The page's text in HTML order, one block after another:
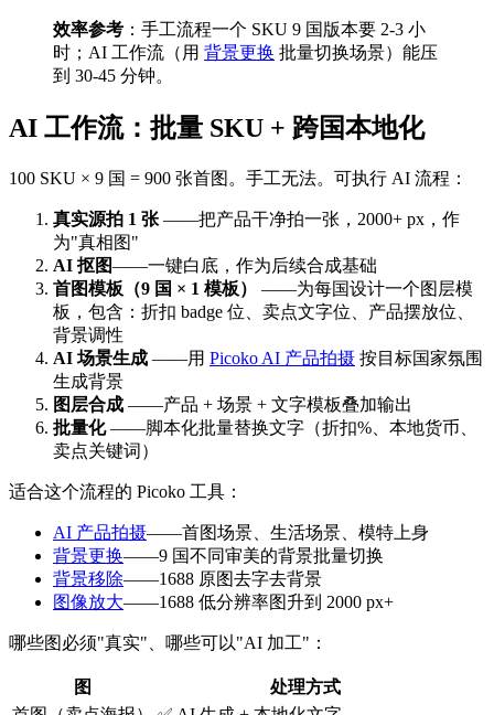
效率参考 ：手工流程一个 SKU 9 国版本要 2-3 小
时；AI 工作流（用 背景更换 批量切换场景）能压
到 30-45 分钟。
AI 工作流：批量 SKU + 跨国本地化
100 SKU × 9 国 = 900 张首图。手工无法。可执行 AI 流程：
真实源拍 1 张 ——把产品干净拍一张，2000+ px，作
为"真相图"
AI 抠图——一键白底，作为后续合成基础
首图模板（9 国 × 1 模板）
——为每国设计一个图层模
板，包含：折扣 badge 位、卖点文字位、产品摆放位、
背景调性
AI 场景生成 ——用 Picoko AI 产品拍摄 按目标国家氛围
生成背景
图层合成 ——产品 + 场景 + 文字模板叠加输出
批量化——脚本化批量替换文字（折扣%、本地货币、
卖点关键词）
适合这个流程的 Picoko 工具：
AI 产品拍摄——首图场景、生活场景、模特上身
背景更换——9 国不同审美的背景批量切换
背景移除——1688 原图去字去背景
图像放大——1688 低分辨率图升到 2000 px+
哪些图必须"真实"、哪些可以"AI 加工"：
图
处理方式